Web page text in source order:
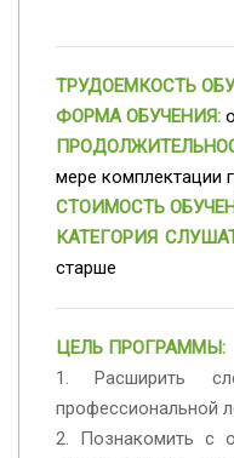
ТРУДОЕМКОСТЬ
ФОРМА ОБУЧЕНИЯ:
мере комплектации
СТОИМОСТЬ
КАТЕГОРИЯ
старше
ЦЕЛЬ ПРОГРАММЫ:
1. Расширить
профессиональной
2. Познакомить с